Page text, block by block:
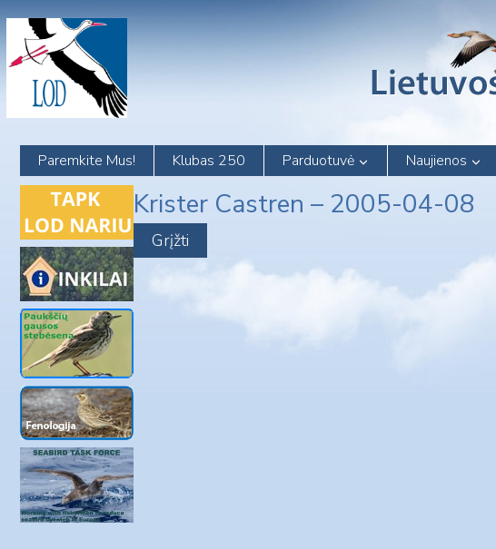
content
Paremkite Mus! Klubas 250 Parduotuvė Naujienos
Krister Castren – 2005-04-08